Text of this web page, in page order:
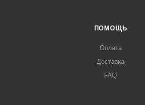
ПОМОЩЬ
Оплата
Доставка
FAQ